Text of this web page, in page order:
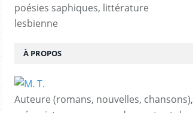
poésies saphiques, littérature
lesbienne
À PROPOS
Auteure (romans, nouvelles, chansons),